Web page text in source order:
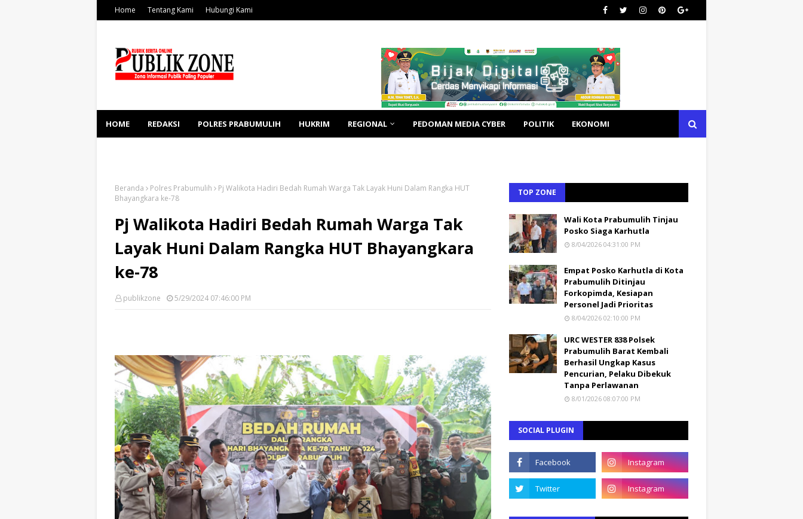
Home Tentang Kami Hubungi Kami
HOME REDAKSI POLRES PRABUMULIH HUKRIM REGIONAL PEDOMAN MEDIA CYBER POLITIK EKONOMI
Beranda Polres Prabumulih
Pj Walikota Hadiri Bedah Rumah Warga Tak Layak Huni Dalam Rangka HUT
Bhayangkara ke-78
Pj Walikota Hadiri Bedah Rumah Warga Tak
Layak Huni Dalam Rangka HUT Bhayangkara
ke-78
publikzone 5/29/2024 07:46:00 PM
TOP ZONE
Wali Kota Prabumulih Tinjau
Posko Siaga Karhutla
8/04/2026 04:31:00 PM
Empat Posko Karhutla di Kota
Prabumulih Ditinjau
Forkopimda, Kesiapan
Personel Jadi Prioritas
8/04/2026 02:10:00 PM
URC WESTER 838 Polsek
Prabumulih Barat Kembali
Berhasil Ungkap Kasus
Pencurian, Pelaku Dibekuk
Tanpa Perlawanan
8/01/2026 08:07:00 PM
SOCIAL PLUGIN